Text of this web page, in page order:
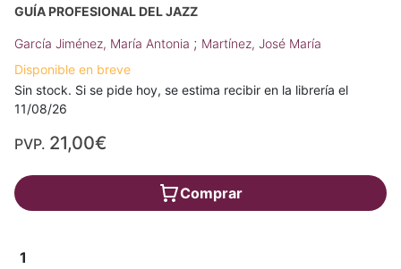
GUÍA PROFESIONAL DEL JAZZ
García Jiménez, María Antonia ; Martínez, José María
Disponible en breve
Sin stock. Si se pide hoy, se estima recibir en la librería el
11/08/26
PVP. 21,00€
Comprar
1